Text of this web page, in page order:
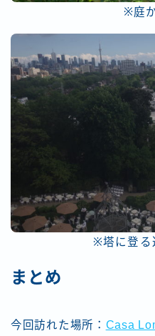
※庭
※塔に登る
まとめ
今回訪れた場所： Casa